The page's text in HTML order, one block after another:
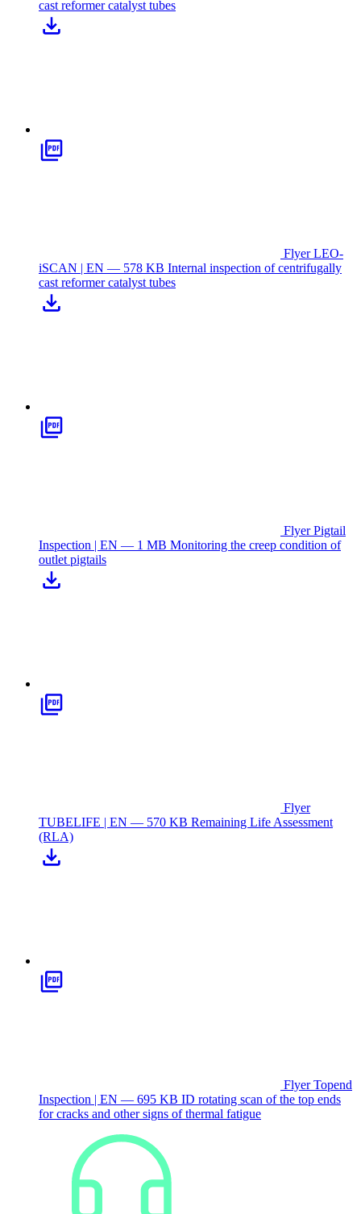
cast reformer catalyst tubes
Flyer LEO-
iSCAN | EN — 578 KB Internal inspection of centrifugally
cast reformer catalyst tubes
Flyer Pigtail
Inspection | EN — 1 MB Monitoring the creep condition of
outlet pigtails
Flyer
TUBELIFE | EN — 570 KB Remaining Life Assessment
(RLA)
Flyer Topend
Inspection | EN — 695 KB ID rotating scan of the top ends
for cracks and other signs of thermal fatigue